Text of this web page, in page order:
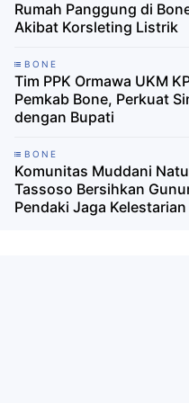
Rumah Panggung di
Akibat Korsleting Listrik
BONE
Tim PPK Ormawa UKM
Pemkab Bone, Perkuat
dengan Bupati
BONE
Komunitas Muddani
Tassoso Bersihkan
Pendaki Jaga Kelestarian